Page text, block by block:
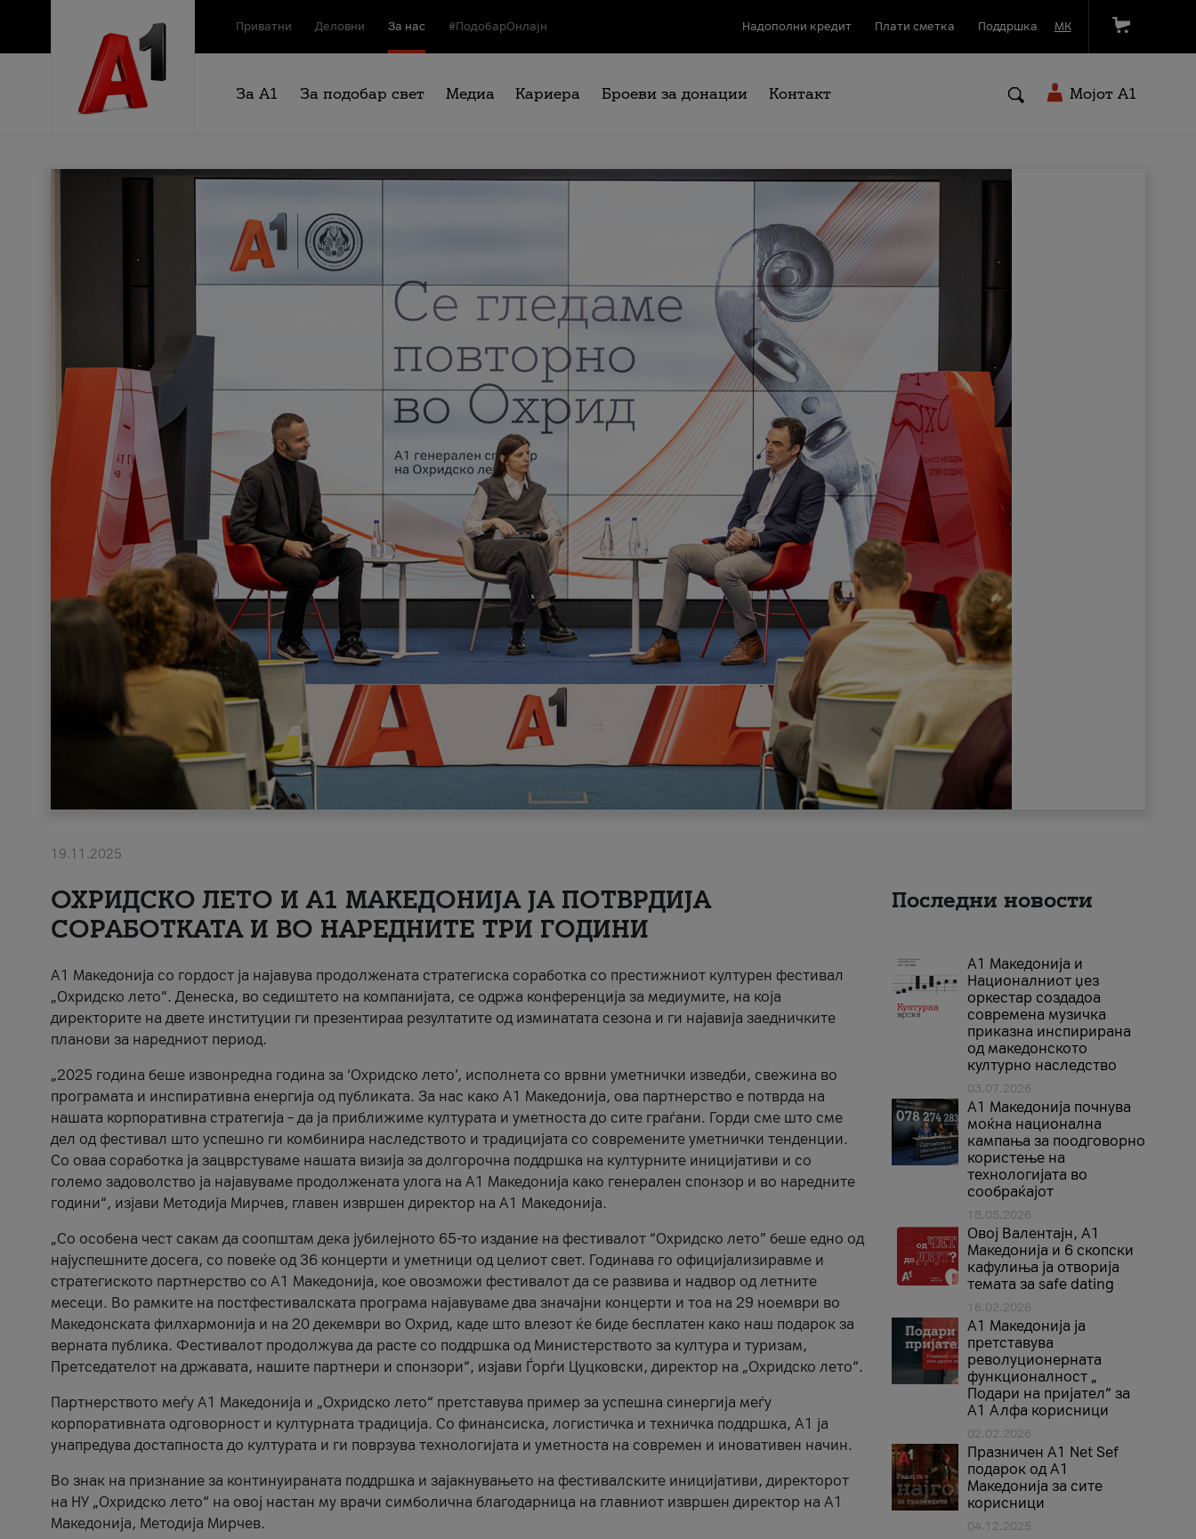
Приватни Деловни За нас #ПодобарОнлајн Надополни кредит Плати сметка Поддршка МК
За А1 За подобар свет Медиа Кариера Броеви за донации Контакт Мојот A1
19.11.2025
ОХРИДСКО ЛЕТО И A1 МАКЕДОНИЈА ЈА ПОТВРДИЈА
СОРАБОТКАТА И ВО НАРЕДНИТЕ ТРИ ГОДИНИ
A1 Македонија со гордост ја најавува продолжената стратегиска соработка со престижниот културен фестивал
„Охридско лето“. Денеска, во седиштето на компанијата, се одржа конференција за медиумите, на која
директорите на двете институции ги презентираа резултатите од изминатата сезона и ги најавија заедничките
планови за наредниот период.
„2025 година беше извонредна година за ‘Охридско лето’, исполнета со врвни уметнички изведби, свежина во
програмата и инспиративна енергија од публиката. За нас како A1 Македонија, ова партнерство е потврда на
нашата корпоративна стратегија – да ја приближиме културата и уметноста до сите граѓани. Горди сме што сме
дел од фестивал што успешно ги комбинира наследството и традицијата со современите уметнички тенденции.
Со оваа соработка ја зацврстуваме нашата визија за долгорочна поддршка на културните иницијативи и со
големо задоволство ја најавуваме продолжената улога на A1 Македонија како генерален спонзор и во наредните
години“, изјави Методија Мирчев, главен извршен директор на A1 Македонија.
„Со особена чест сакам да соопштам дека јубилејното 65-то издание на фестивалот “Охридско лето” беше едно од
најуспешните досега, со повеќе од 36 концерти и уметници од целиот свет. Годинава го официјализиравме и
стратегиското партнерство со А1 Македонија, кое овозможи фестивалот да се развива и надвор од летните
месеци. Во рамките на постфестивалската програма најавуваме два значајни концерти и тоа на 29 ноември во
Македонската филхармонија и на 20 декември во Охрид, каде што влезот ќе биде бесплатен како наш подарок за
верната публика. Фестивалот продолжува да расте со поддршка од Министерството за култура и туризам,
Претседателот на државата, нашите партнери и спонзори“, изјави Ѓорѓи Цуцковски, директор на „Охридско лето“.
Партнерството меѓу A1 Македонија и „Охридско лето“ претставува пример за успешна синергија меѓу
корпоративната одговорност и културната традиција. Со финансиска, логистичка и техничка поддршка, A1 ја
унапредува достапноста до културата и ги поврзува технологијата и уметноста на современ и иновативен начин.
Во знак на признание за континуираната поддршка и зајакнувањето на фестивалските иницијативи, директорот
на НУ „Охридско лето“ на овој настан му врачи симболична благодарница на главниот извршен директор на A1
Македонија, Методија Мирчев.
Последни новости
А1 Македонија и
Националниот џез
оркестар создадоа
современа музичка
приказна инспирирана
од македонското
културно наследство
03.07.2026
A1 Македонија почнува
моќна национална
кампања за поодговорно
користење на
технологијата во
сообраќајот
18.05.2026
Овој Валентајн, A1
Македонија и 6 скопски
кафулиња ја отворија
темата за safe dating
16.02.2026
А1 Македонија ја
претставува
револуционерната
функционалност „
Подари на пријател“ за
А1 Алфа корисници
02.02.2026
Празничен A1 Net Sеf
подарок од А1
Македонија за сите
корисници
04.12.2025